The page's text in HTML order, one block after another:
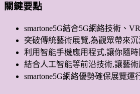
關鍵要點
smartone5G結合5G網絡技術、
突破傳統藝術展覽,為觀眾帶來
利用智能手機應用程式,讓你隨
結合人工智能等前沿技術,讓藝
smartone5G網絡優勢確保展覽